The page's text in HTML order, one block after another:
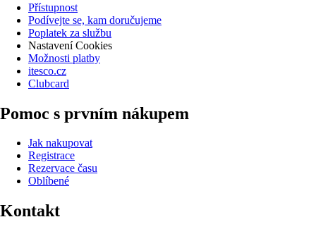
Přístupnost
Podívejte se, kam doručujeme
Poplatek za službu
Nastavení Cookies
Možnosti platby
itesco.cz
Clubcard
Pomoc s prvním nákupem
Jak nakupovat
Registrace
Rezervace času
Oblíbené
Kontakt